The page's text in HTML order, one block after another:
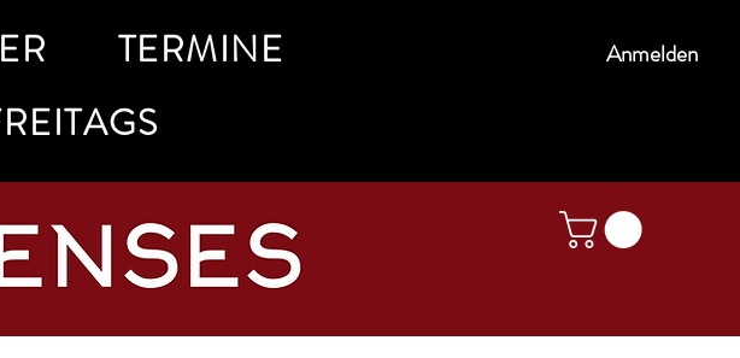
TERMINE
Anmelden